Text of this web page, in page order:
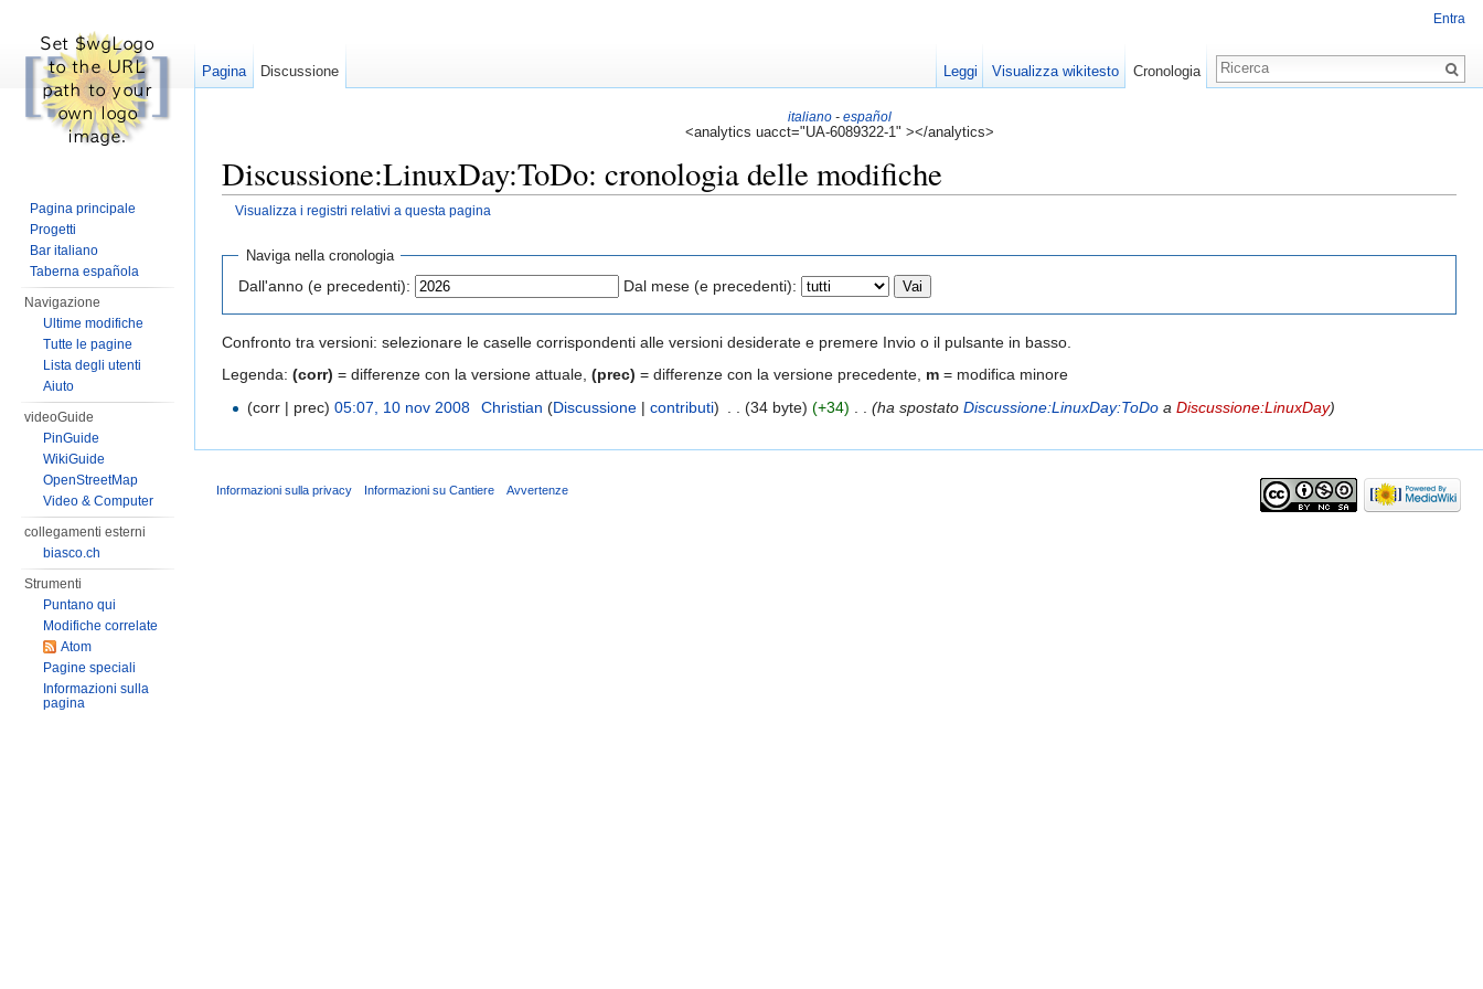
italiano- español
<analytics uacct="UA-6089322-1" ></analytics>
Discussione:LinuxDay:ToDo: cronologia delle modifiche
Visualizza i registri relativi a questa pagina
Naviga nella cronologia
Dall'anno (e precedenti): Dal mese (e precedenti):
Confronto tra versioni: selezionare le caselle corrispondenti alle versioni desiderate e premere Invio o il pulsante in basso.
Legenda: (corr) = differenze con la versione attuale, (prec) = differenze con la versione precedente, m = modifica minore
(corr | prec) 05:07, 10 nov 2008 Christian (Discussione| contributi) . . (34 byte) (+34) . . (ha spostato Discussione:LinuxDay:ToDoa Discussione:LinuxDay)
Entra
Pagina Discussione Leggi Visualizza wikitesto Cronologia
Pagina principale
Progetti
Bar italiano
Taberna española
Navigazione
Ultime modifiche
Tutte le pagine
Lista degli utenti
Aiuto
videoGuide
PinGuide
WikiGuide
OpenStreetMap
Video & Computer
collegamenti esterni
biasco.ch
Strumenti
Puntano qui
Modifiche correlate
Atom
Pagine speciali
Informazioni sulla
pagina
Informazioni sulla privacy Informazioni su Cantiere Avvertenze